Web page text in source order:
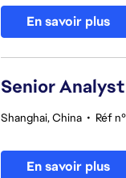
En savoir plus
Senior
Shanghai, China • Réf
En savoir plus